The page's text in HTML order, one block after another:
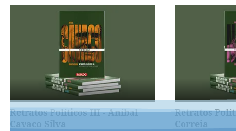
Retratos Políticos III - Aníbal
Retratos